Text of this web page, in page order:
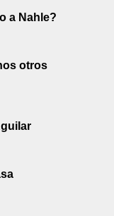
a Nahle?
otros